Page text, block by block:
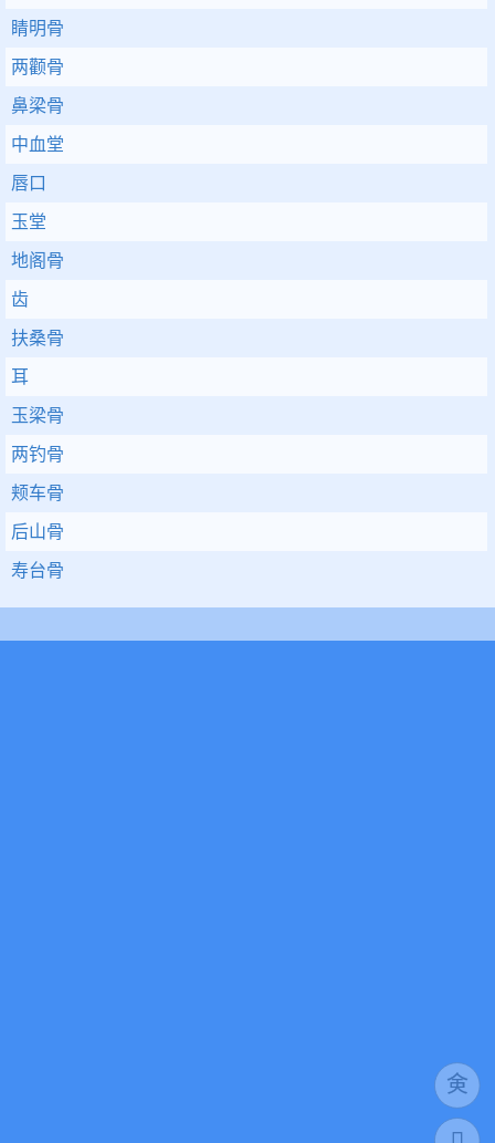
睛明骨
两颧骨
鼻梁骨
中血堂
唇口
玉堂
地阁骨
齿
扶桑骨
耳
玉梁骨
两钓骨
颊车骨
后山骨
寿台骨